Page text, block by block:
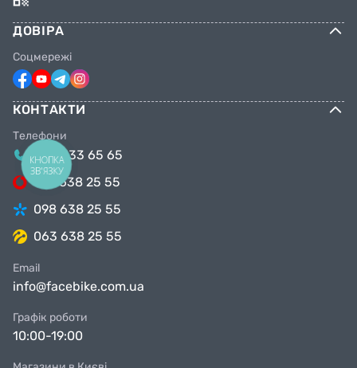
ДОВІРА
Соцмережі
КОНТАКТИ
Телефони
044 333 65 65
099 638 25 55
098 638 25 55
063 638 25 55
Email
info@facebike.com.ua
Графік роботи
10:00-19:00
КНОПКА
ЗВ'ЯЗКУ